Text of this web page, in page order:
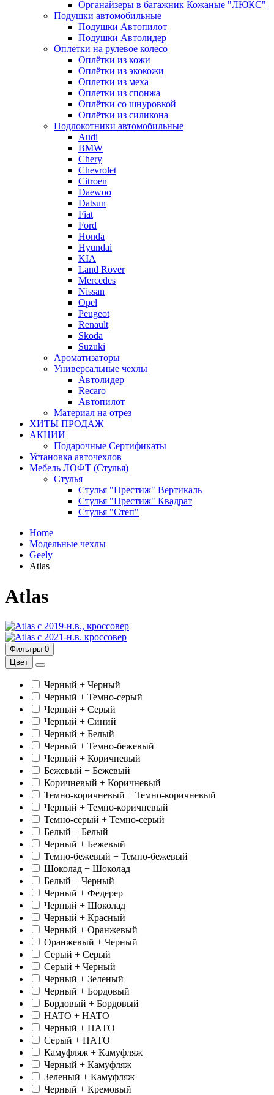
Органайзеры в багажник Кожаные "ЛЮКС"
Подушки автомобильные
Подушки Автопилот
Подушки Автолидер
Оплетки на рулевое колесо
Оплётки из кожи
Оплётки из экокожи
Оплетки из меха
Оплетки из спонжа
Оплётки со шнуровкой
Оплётки из силикона
Подлокотники автомобильные
Audi
BMW
Chery
Chevrolet
Citroen
Daewoo
Datsun
Fiat
Ford
Honda
Hyundai
KIA
Land Rover
Mercedes
Nissan
Opel
Peugeot
Renault
Skoda
Suzuki
Ароматизаторы
Универсальные чехлы
Автолидер
Recaro
Автопилот
Материал на отрез
ХИТЫ ПРОДАЖ
АКЦИИ
Подарочные Сертификаты
Установка авточехлов
Мебель ЛОФТ (Стулья)
Стулья
Стулья "Престиж" Вертикаль
Стулья "Престиж" Квадрат
Стулья "Степ"
Home
Модельные чехлы
Geely
Atlas
Atlas
с 2019-н.в., кроссовер
с 2021-н.в. кроссовер
Фильтры 0
Цвет
Черный + Черный
Черный + Темно-серый
Черный + Серый
Черный + Синий
Черный + Белый
Черный + Темно-бежевый
Черный + Коричневый
Бежевый + Бежевый
Коричневый + Коричневый
Темно-коричневый + Темно-коричневый
Черный + Темно-коричневый
Темно-серый + Темно-серый
Белый + Белый
Черный + Бежевый
Темно-бежевый + Темно-бежевый
Шоколад + Шоколад
Белый + Черный
Черный + Федерер
Черный + Шоколад
Черный + Красный
Черный + Оранжевый
Оранжевый + Черный
Серый + Серый
Серый + Черный
Черный + Зеленый
Черный + Бордовый
Бордовый + Бордовый
НАТО + НАТО
Черный + НАТО
Серый + НАТО
Камуфляж + Камуфляж
Черный + Камуфляж
Зеленый + Камуфляж
Черный + Кремовый